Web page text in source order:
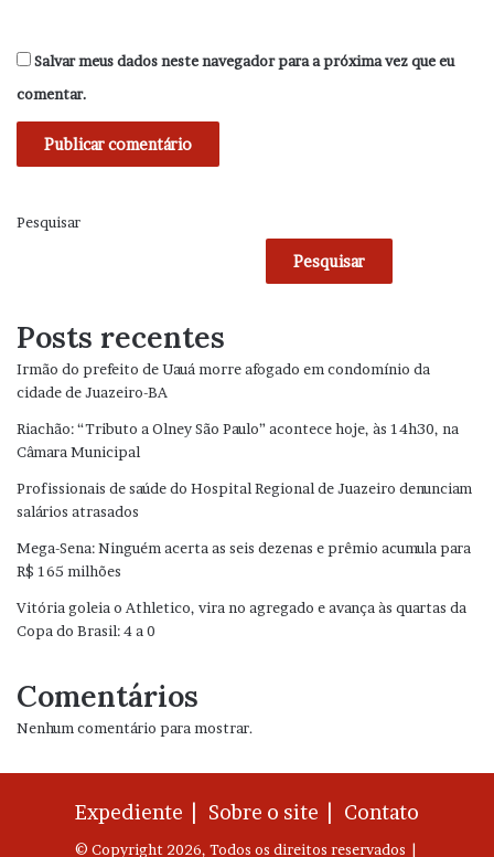
Salvar meus dados neste navegador para a próxima vez que eu
comentar.
Pesquisar
Pesquisar
Posts recentes
Irmão do prefeito de Uauá morre afogado em condomínio da
cidade de Juazeiro-BA
Riachão: “Tributo a Olney São Paulo” acontece hoje, às 14h30, na
Câmara Municipal
Profissionais de saúde do Hospital Regional de Juazeiro denunciam
salários atrasados
Mega-Sena: Ninguém acerta as seis dezenas e prêmio acumula para
R$ 165 milhões
Vitória goleia o Athletico, vira no agregado e avança às quartas da
Copa do Brasil: 4 a 0
Comentários
Nenhum comentário para mostrar.
Expediente | Sobre o site | Contato
© Copyright 2026, Todos os direitos reservados |